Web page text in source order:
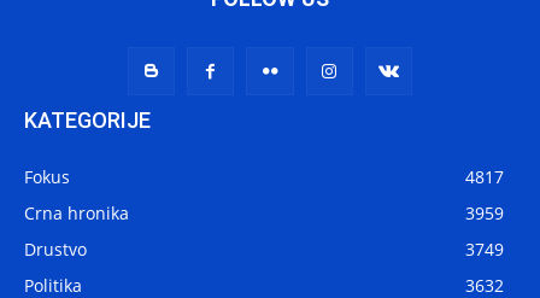
KATEGORIJE
Fokus
4817
Crna hronika
3959
Drustvo
3749
Politika
3632